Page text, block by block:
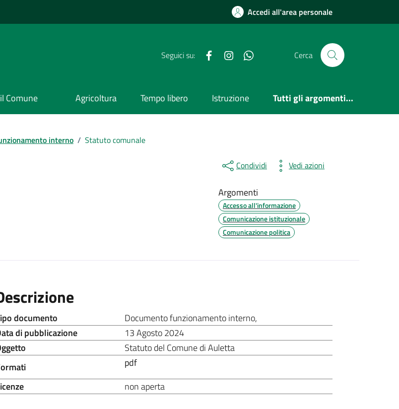
Accedi all'area personale
Seguici su: FacebookInstagram Cerca
Comune Agricoltura Tempo libero Istruzione Tutti gli argomenti...
interno / Statuto comunale
Condividi Vedi azioni
Argomenti
Accesso all'informazione
Comunicazione istituzionale
Comunicazione politica
documento Documento funzionamento interno,
di pubblicazione
13 Agosto 2024
Statuto del Comune di Auletta
pdf
non aperta